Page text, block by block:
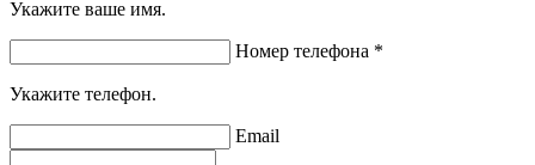
Укажите ваше имя.
Номер телефона *
Укажите телефон.
Email